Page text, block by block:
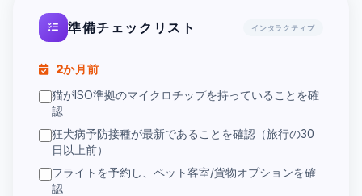
準備チェックリスト インタラクティブ
2か月前
猫がISO準拠のマイクロチップを持っていることを確
認
狂犬病予防接種が最新であることを確認（旅行の30
日以上前）
フライトを予約し、ペット客室/貨物オプションを確
認